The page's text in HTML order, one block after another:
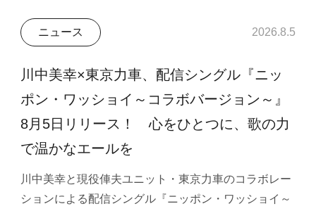
ニュース 2026.8.5
川中美幸×東京力車、配信シングル『ニッ
ポン・ワッショイ～コラボバージョン～』
8月5日リリース！ 心をひとつに、歌の力
で温かなエールを
川中美幸と現役俥夫ユニット・東京力車のコラボレー
ションによる配信シングル『ニッポン・ワッショイ～